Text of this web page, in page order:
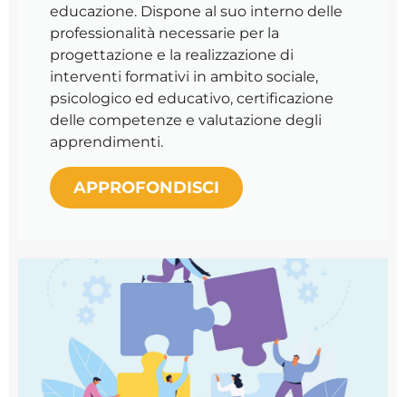
educazione. Dispone al suo interno delle
professionalità necessarie per la
progettazione e la realizzazione di
interventi formativi in ambito sociale,
psicologico ed educativo, certificazione
delle competenze e valutazione degli
apprendimenti.
APPROFONDISCI